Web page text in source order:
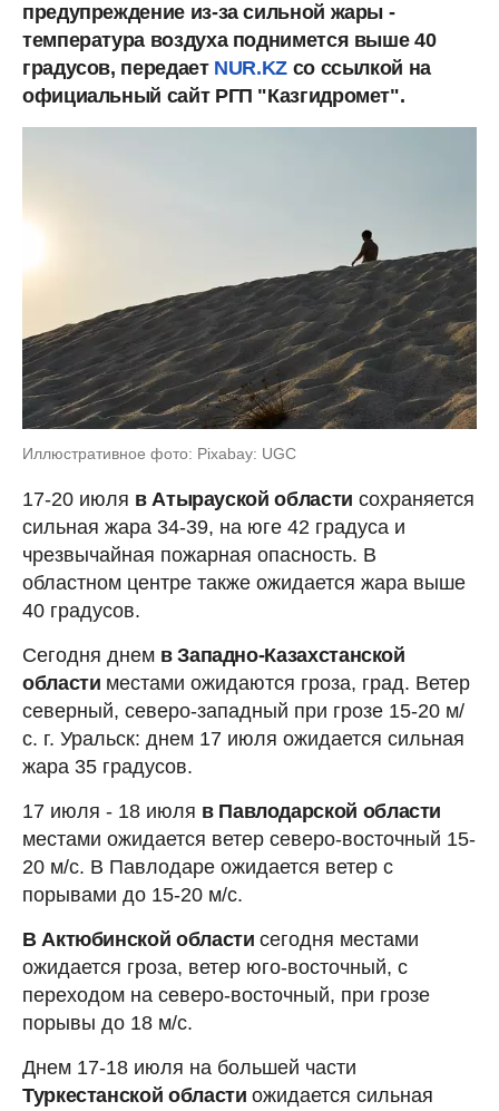
предупреждение из-за сильной жары -
температура воздуха поднимется выше 40
градусов, передает NUR.KZ со ссылкой на
официальный сайт РГП "Казгидромет".
Иллюстративное фото: Pixabay: UGC
17-20 июля в Атырауской области сохраняется
сильная жара 34-39, на юге 42 градуса и
чрезвычайная пожарная опасность. В
областном центре также ожидается жара выше
40 градусов.
Сегодня днем в Западно-Казахстанской
области местами ожидаются гроза, град. Ветер
северный, северо-западный при грозе 15-20 м/
с. г. Уральск: днем 17 июля ожидается сильная
жара 35 градусов.
17 июля - 18 июля в Павлодарской области
местами ожидается ветер северо-восточный 15-
20 м/с. В Павлодаре ожидается ветер с
порывами до 15-20 м/с.
В Актюбинской областисегодня местами
ожидается гроза, ветер юго-восточный, с
переходом на северо-восточный, при грозе
порывы до 18 м/с.
Днем 17-18 июля на большей части
Туркестанской области ожидается сильная